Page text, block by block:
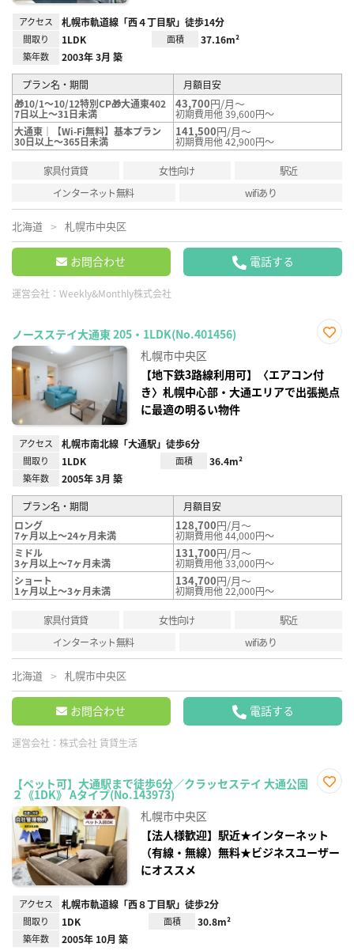
アクセス 札幌市軌道線「西４丁目駅」徒歩14分
間取り 1LDK 面積 37.16m²
築年数 2003年 3月 築
プラン名・期間
月額目安
🎁10/1～10/12特別CP🎁大通東402
7日以上～31日未満
43,700円/月～
初期費用他 39,600円～
大通東｜【Wi-Fi無料】基本プラン
30日以上～365日未満
141,500円/月～
初期費用他 42,900円～
家具付賃貸 女性向け
駅近
インターネット無料
wifiあり
北海道 札幌市中央区
お問合わせ 電話する
運営会社： Weekly&Monthly株式会社
ノースステイ大通東 205・1LDK(No.401456)
り登
録
札幌市中央区
【地下鉄3路線利用可】〈エアコン付
き〉札幌中心部・大通エリアで出張拠点
に最適の明るい物件
アクセス 札幌市南北線「大通駅」徒歩6分
間取り 1LDK 面積 36.4m²
築年数 2005年 3月 築
プラン名・期間
月額目安
ロング
7ヶ月以上～24ヶ月未満
128,700円/月～
初期費用他 44,000円～
ミドル
3ヶ月以上～7ヶ月未満
131,700円/月～
初期費用他 33,000円～
ショート
1ヶ月以上～3ヶ月未満
134,700円/月～
初期費用他 22,000円～
家具付賃貸 女性向け
駅近
インターネット無料
wifiあり
北海道 札幌市中央区
お問合わせ 電話する
運営会社： 株式会社 賃貸生活
【ペット可】大通駅まで徒歩6分／クラッセステイ 大通公園
２《1DK》 Aタイプ(No.143973)
録
札幌市中央区
【法人様歓迎】駅近★インターネット
（有線・無線）無料★ビジネスユーザー
にオススメ
アクセス 札幌市軌道線「西８丁目駅」徒歩2分
間取り 1DK 面積 30.8m²
築年数 2005年 10月 築